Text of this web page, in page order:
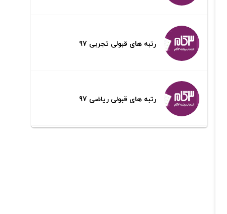
رتبه های قبولی تجربی 97
رتبه های قبولی ریاضی 97